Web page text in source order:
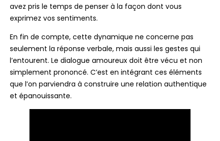
avez pris le temps de penser à la façon dont vous
exprimez vos sentiments.
En fin de compte, cette dynamique ne concerne pas
seulement la réponse verbale, mais aussi les gestes qui
l’entourent. Le dialogue amoureux doit être vécu et non
simplement prononcé. C’est en intégrant ces éléments
que l’on parviendra à construire une relation authentique
et épanouissante.